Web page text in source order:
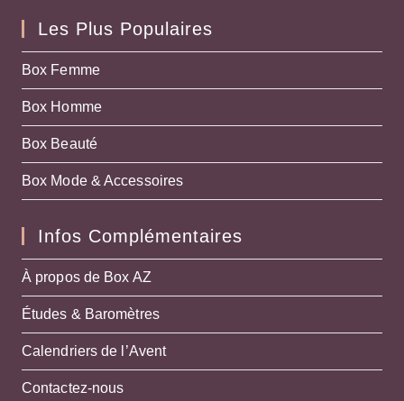
Les Plus Populaires
Box Femme
Box Homme
Box Beauté
Box Mode & Accessoires
Infos Complémentaires
À propos de Box AZ
Études & Baromètres
Calendriers de l’Avent
Contactez-nous